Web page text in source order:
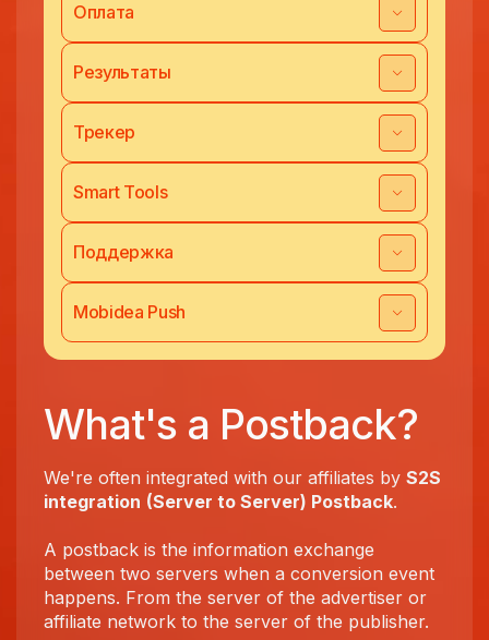
Оплата
Результаты
Трекер
Smart Tools
Поддержка
Mobidea Push
What's a Postback?
We're often integrated with our affiliates by S2S
integration (Server to Server) Postback.
A postback is the information exchange
between two servers when a conversion event
happens. From the server of the advertiser or
affiliate network to the server of the publisher.